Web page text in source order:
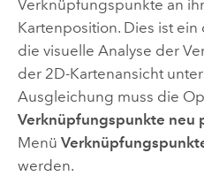
Verknüpfungspunkte an
Kartenposition. Dies ist
die visuelle Analyse der
der 2D-Kartenansicht
Ausgleichung muss die
Verknüpfungspunkte neu
Menü
werden.